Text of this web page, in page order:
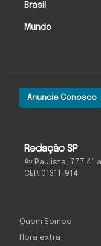
Redação SP
Av Paulista, 777 4º
CEP: 01311-914
Anuncie Conosco
Brasil
Mundo
Quem Somos
Hora extra